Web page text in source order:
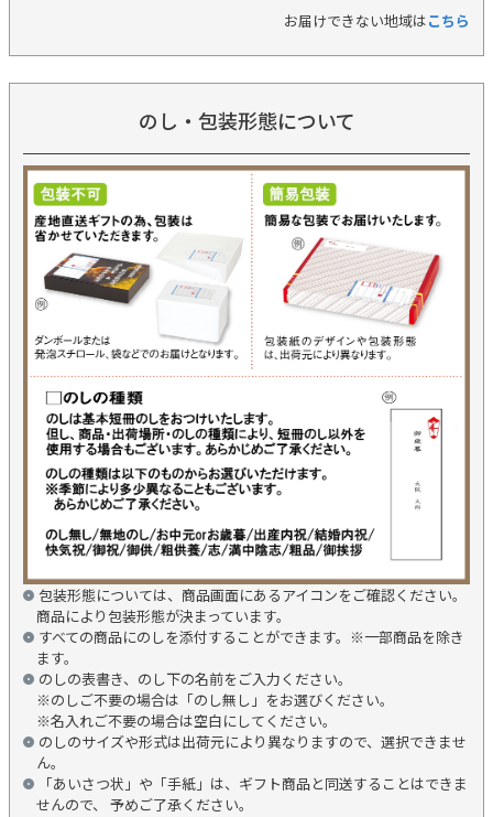
お届けできない地域はこちら
のし・包装形態について
包装形態については、商品画面にあるアイコンをご確認ください。
商品により包装形態が決まっています。
すべての商品にのしを添付することができます。※一部商品を除き
ます。
のしの表書き、のし下の名前をご入力ください。
※のしご不要の場合は「のし無し」をお選びください。
※名入れご不要の場合は空白にしてください。
のしのサイズや形式は出荷元により異なりますので、選択できませ
ん。
「あいさつ状」や「手紙」は、ギフト商品と同送することはできま
せんので、 予めご了承ください。